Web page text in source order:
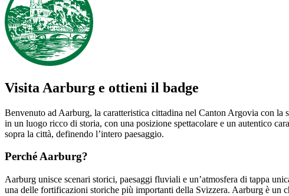
Visita Aarburg e ottieni il badge
Benvenuto ad Aarburg, la caratteristica cittadina nel Canton Argovia con
in un luogo ricco di storia, con una posizione spettacolare e un autentico
sopra la città, definendo l’intero paesaggio.
Perché Aarburg?
Aarburg unisce scenari storici, paesaggi fluviali e un’atmosfera di tappa
una delle fortificazioni storiche più importanti della Svizzera. Aarburg è un